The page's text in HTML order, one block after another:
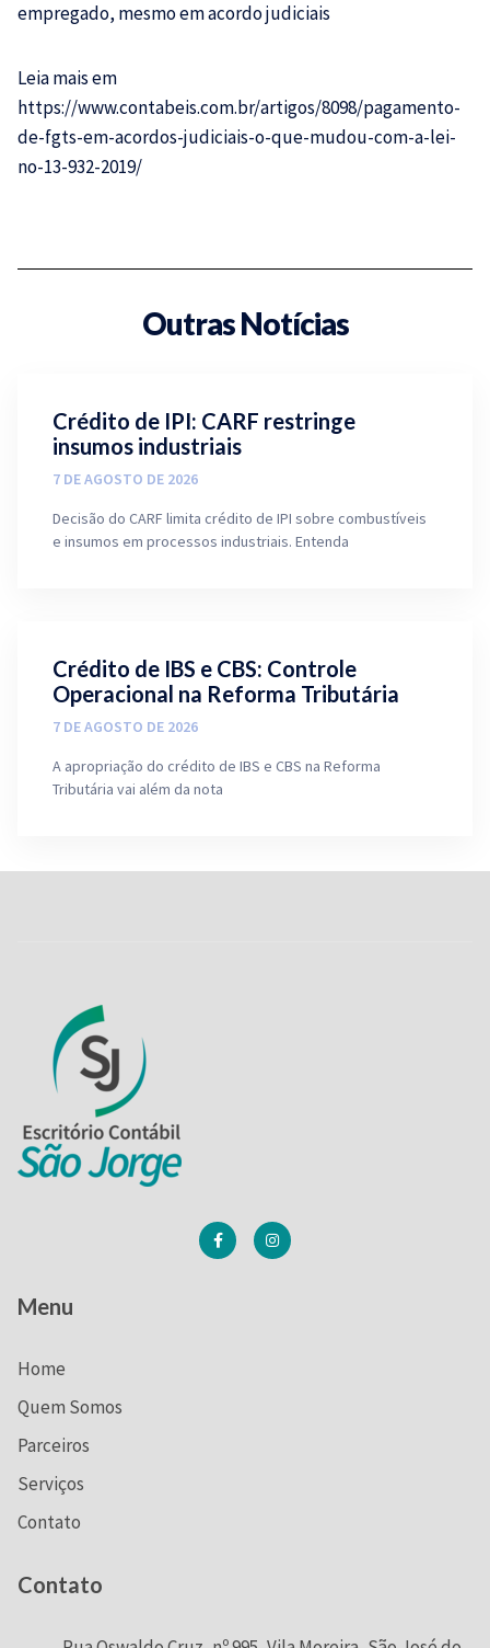
empregado, mesmo em acordo judiciais
Leia mais em
https://www.contabeis.com.br/artigos/8098/pagamento-
de-fgts-em-acordos-judiciais-o-que-mudou-com-a-lei-
no-13-932-2019/
Outras Notícias
Crédito de IPI: CARF restringe
insumos industriais
7 DE AGOSTO DE 2026
Decisão do CARF limita crédito de IPI sobre combustíveis
e insumos em processos industriais. Entenda
Crédito de IBS e CBS: Controle
Operacional na Reforma Tributária
7 DE AGOSTO DE 2026
A apropriação do crédito de IBS e CBS na Reforma
Tributária vai além da nota
Menu
Home
Quem Somos
Parceiros
Serviços
Contato
Contato